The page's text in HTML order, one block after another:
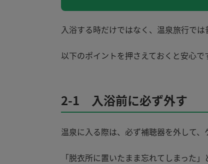
入浴する時だけではなく、温泉旅行で
以下のポイントを押さえておくと安心で
2-1 入浴前に必ず外す
温泉に入る際は、必ず補聴器を外して、
「脱衣所に置いたまま忘れてしまった